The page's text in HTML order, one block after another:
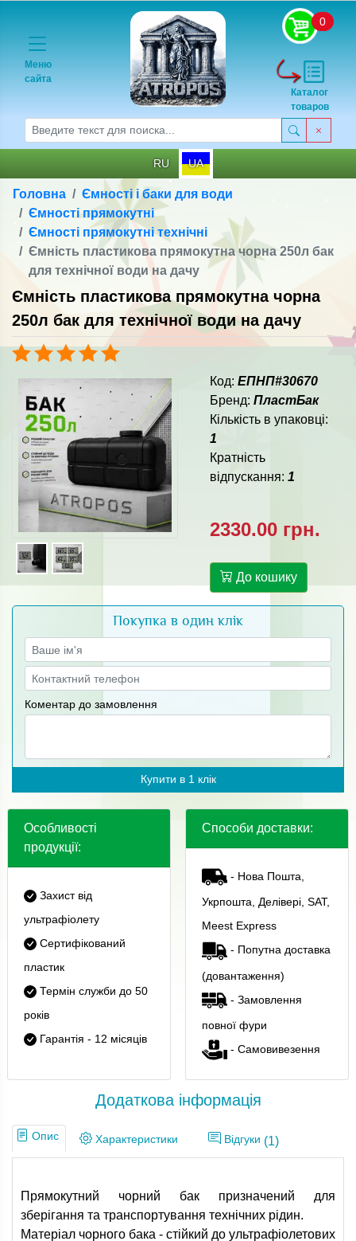
Меню
сайта
0
Каталог
товаров
RU UA
Головна
Ємності і баки для води
Ємності прямокутні
Ємності прямокутні технічні
Ємність пластикова прямокутна чорна 250л бак
для технічної води на дачу
Ємність пластикова прямокутна чорна
250л бак для технічної води на дачу
Код: ЕПНП#30670
Бренд: ПластБак
Кількість в упаковці:
1
Кратність
відпускання: 1
2330.00 грн.
До кошику
Покупка в один клік
Коментар до замовлення
Купити в 1 клік
Особливості
продукції:
Захист від
ультрафіолету
Сертифікований
пластик
Термін служби до 50
років
Гарантія - 12 місяців
Способи доставки:
- Нова Пошта,
Укрпошта, Делівері, SAT,
Meest Express
- Попутна доставка
(довантаження)
- Замовлення
повної фури
- Самовивезення
Додаткова інформація
Опис Характеристики Відгуки (1)
Прямокутний чорний бак призначений для
зберігання та транспортування технічних рідин.
Матеріал чорного бака - стійкий до ультрафіолетових